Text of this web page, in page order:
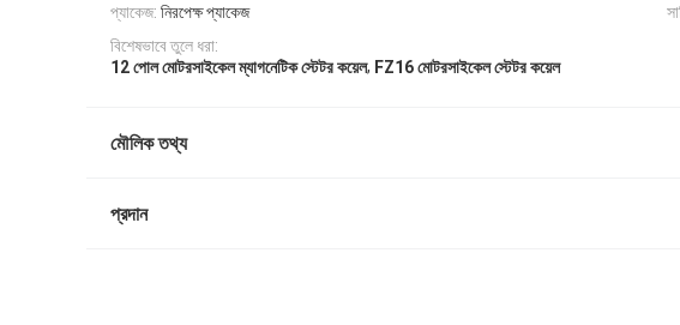
প্যাকেজ: নিরপেক্ষ প্যাকেজ
বিশেষভাবে তুলে ধরা:
12 পোল মোটরসাইকেল ম্যাগনেটিক স্টেটর কয়েল, FZ16 মোটরসাইকেল স্টেটর কয়েল
মৌলিক তথ্য
প্রদান